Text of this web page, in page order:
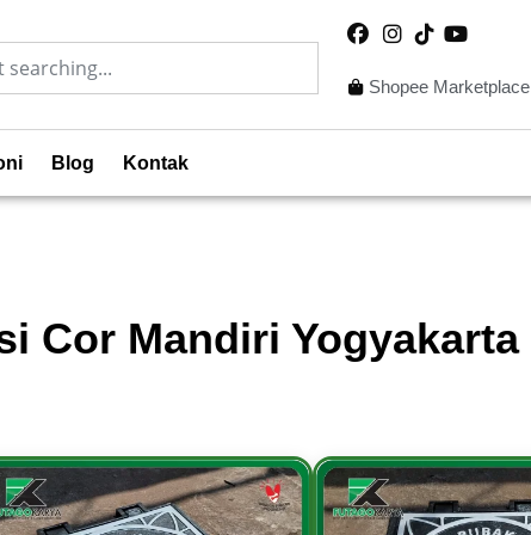
Shopee Marketplace
Blog Kontak
Cor Mandiri Yogyakarta